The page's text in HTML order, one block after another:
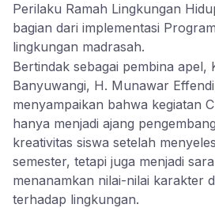
Perilaku Ramah Lingkungan
bagian dari implementasi
lingkungan madrasah.
Bertindak sebagai pembina apel,
Banyuwangi, H. Munawar
menyampaikan bahwa kegiatan
hanya menjadi ajang
kreativitas siswa setelah
semester, tetapi juga menjadi
menanamkan nilai-nilai karakter
terhadap lingkungan.